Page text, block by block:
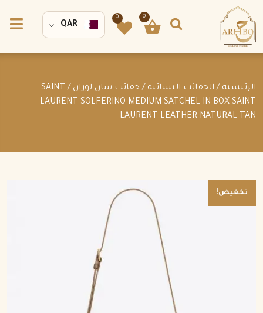
0
0
QAR
الرئيسية / الحقائب النسائية / حقائب سان لوران
/ SAINT
LAURENT SOLFERINO MEDIUM SATCHEL IN BOX SAINT
LAURENT LEATHER NATURAL TAN
تخفيض!